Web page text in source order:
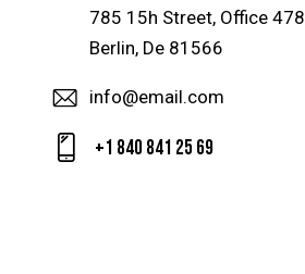
785 15h Street, Office 478
Berlin, De 81566
info@email.com
+1 840 841 25 69